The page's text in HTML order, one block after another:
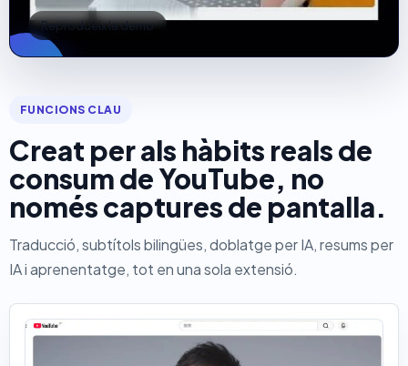
Reprodueix la demo
FUNCIONS CLAU
Creat per als hàbits reals de
consum de YouTube, no
només captures de pantalla.
Traducció, subtítols bilingües, doblatge per IA, resums per
IA i aprenentatge, tot en una sola extensió.